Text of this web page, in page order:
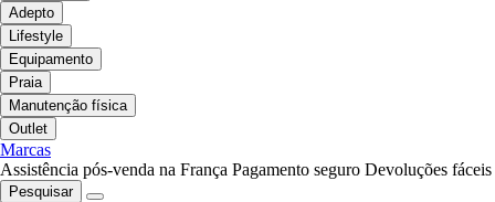
Adepto
Lifestyle
Equipamento
Praia
Manutenção física
Outlet
Marcas
Assistência pós-venda na França Pagamento seguro Devoluções fáceis
Pesquisar